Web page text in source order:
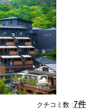
クチコミ数 :7件